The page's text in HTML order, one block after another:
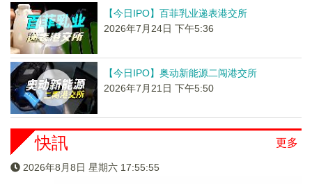
【今日IPO】百菲乳业递表港交所
2026年7月24日 下午5:36
【今日IPO】奥动新能源二闯港交所
2026年7月21日 下午5:50
更多
快訊
2026年8月8日 星期六 17:55:55